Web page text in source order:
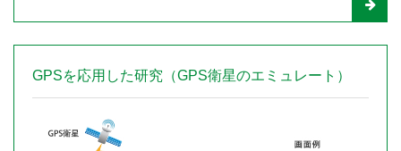
GPSを応用した研究（GPS衛星のエミュレート）